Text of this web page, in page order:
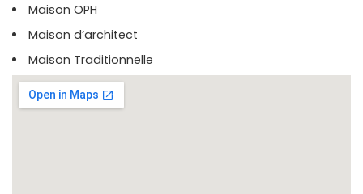
Maison OPH
Maison d’architect
Maison Traditionnelle